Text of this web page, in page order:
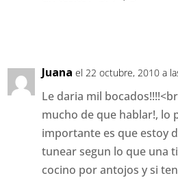
Juana el 22 octubre, 2010 a
Le daria mil
mucho de que hablar!, lo
importante es que estoy
tunear segun lo que una
cocino por antojos y si